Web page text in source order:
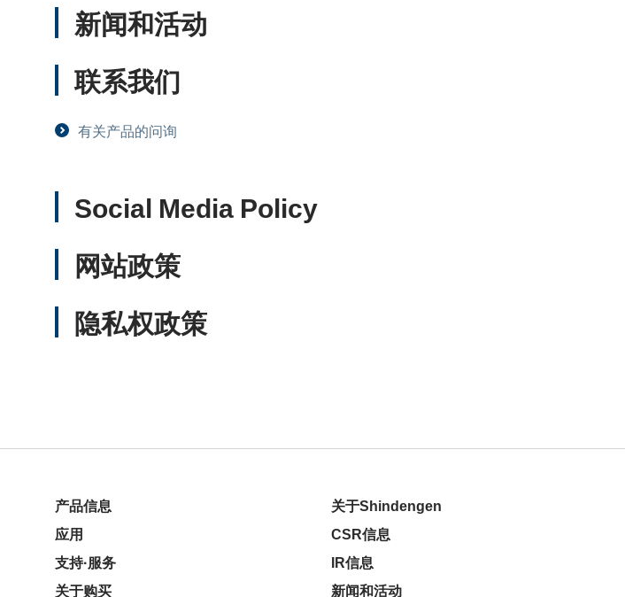
新闻和活动
联系我们
有关产品的问询
Social Media Policy
网站政策
隐私权政策
产品信息
应用
支持·服务
关于购买
关于Shindengen
CSR信息
IR信息
新闻和活动